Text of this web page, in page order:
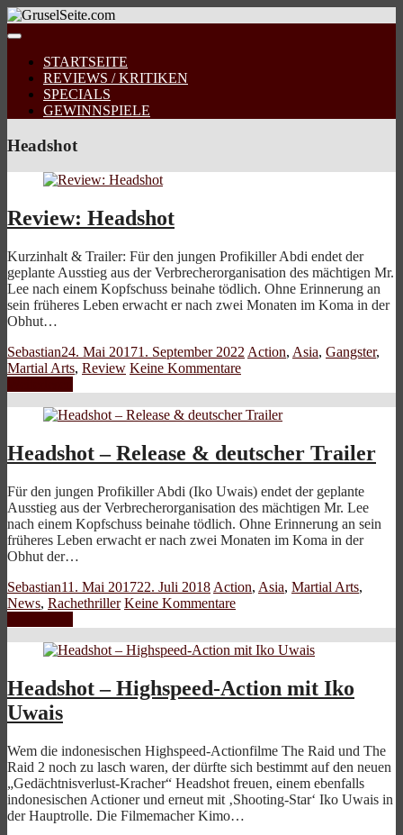
STARTSEITE
REVIEWS / KRITIKEN
SPECIALS
GEWINNSPIELE
Headshot
Review: Headshot
Kurzinhalt & Trailer: Für den jungen Profikiller Abdi endet der
geplante Ausstieg aus der Verbrecherorganisation des mächtigen Mr.
Lee nach einem Kopfschuss beinahe tödlich. Ohne Erinnerung an
sein früheres Leben erwacht er nach zwei Monaten im Koma in der
Obhut…
Sebastian24. Mai 20171. September 2022 Action, Asia, Gangster,
Martial Arts, Review Keine Kommentare
Headshot – Release & deutscher Trailer
Für den jungen Profikiller Abdi (Iko Uwais) endet der geplante
Ausstieg aus der Verbrecherorganisation des mächtigen Mr. Lee
nach einem Kopfschuss beinahe tödlich. Ohne Erinnerung an sein
früheres Leben erwacht er nach zwei Monaten im Koma in der
Obhut der…
Sebastian11. Mai 201722. Juli 2018 Action, Asia, Martial Arts,
News, Rachethriller Keine Kommentare
Headshot – Highspeed-Action mit Iko
Uwais
Wem die indonesischen Highspeed-Actionfilme The Raid und The
Raid 2 noch zu lasch waren, der dürfte sich bestimmt auf den neuen
„Gedächtnisverlust-Kracher“ Headshot freuen, einem ebenfalls
indonesischen Actioner und erneut mit ‚Shooting-Star‘ Iko Uwais in
der Hauptrolle. Die Filmemacher Kimo…